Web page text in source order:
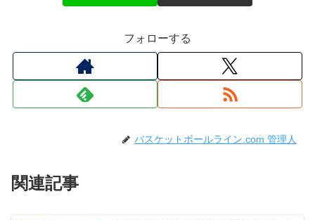
フォローする
バスケットボールライン.com 管理人
関連記事